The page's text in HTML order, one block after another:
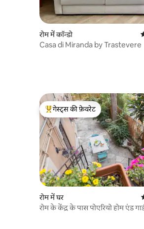
रोम में कॉन्डो
Casa di Miranda by Trastevere
गेस्ट्स का टॉप फ़ेवरेट
गेस्ट्स की फ़ेवरेट
रोम में घर
रोम के केंद्र के पास पोएरियो होम एंड